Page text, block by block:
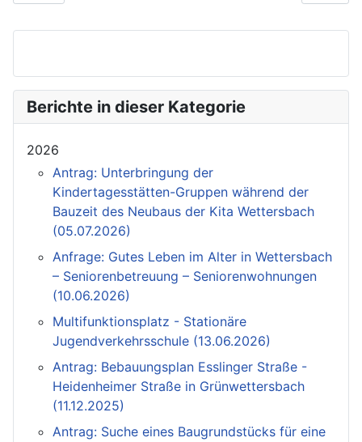
Berichte in dieser Kategorie
2026
Antrag: Unterbringung der
Kindertagesstätten-Gruppen während der
Bauzeit des Neubaus der Kita Wettersbach
(05.07.2026)
Anfrage: Gutes Leben im Alter in Wettersbach
– Seniorenbetreuung – Seniorenwohnungen
(10.06.2026)
Multifunktionsplatz - Stationäre
Jugendverkehrsschule (13.06.2026)
Antrag: Bebauungsplan Esslinger Straße -
Heidenheimer Straße in Grünwettersbach
(11.12.2025)
Antrag: Suche eines Baugrundstücks für eine